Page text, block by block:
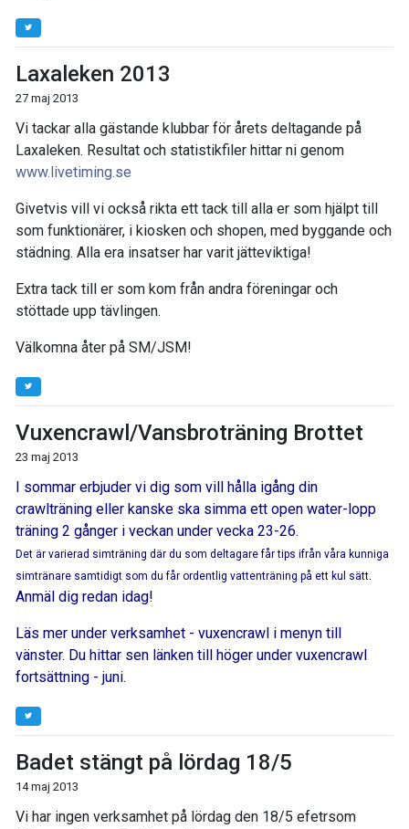
Laxaleken 2013
27 maj 2013
Vi tackar alla gästande klubbar för årets deltagande på
Laxaleken. Resultat och statistikfiler hittar ni genom
www.livetiming.se
Givetvis vill vi också rikta ett tack till alla er som hjälpt till
som funktionärer, i kiosken och shopen, med byggande och
städning. Alla era insatser har varit jätteviktiga!
Extra tack till er som kom från andra föreningar och
stöttade upp tävlingen.
Välkomna åter på SM/JSM!
Vuxencrawl/Vansbroträning Brottet
23 maj 2013
I sommar erbjuder vi dig som vill hålla igång din
crawlträning eller kanske ska simma ett open water-lopp
träning 2 gånger i veckan under vecka 23-26.
Det är varierad simträning där du som deltagare får tips ifrån våra kunniga
simtränare samtidigt som du får ordentlig vattenträning på ett kul sätt.
Anmäl dig redan idag!
Läs mer under verksamhet - vuxencrawl i menyn till
vänster. Du hittar sen länken till höger under vuxencrawl
fortsättning - juni.
Badet stängt på lördag 18/5
14 maj 2013
Vi har ingen verksamhet på lördag den 18/5 efetrsom